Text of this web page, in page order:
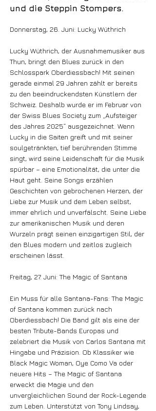
und die Steppin Stompers.
Donnerstag, 26. Juni: Lucky Wüthrich
Lucky Wüthrich, der Ausnahmemusiker aus
Thun, bringt den Blues zurück in den
Schlosspark Oberdiessbach! Mit seinen
gerade einmal 29 Jahren zählt er bereits
zu den beeindruckendsten Künstlern der
Schweiz. Deshalb wurde er im Februar von
der Swiss Blues Society zum „Aufsteiger
des Jahres 2025“ ausgezeichnet. Wenn
Lucky in die Saiten greift und mit seiner
soulgetränkten, tief berührenden Stimme
singt, wird seine Leidenschaft für die Musik
spürbar – eine Emotionalität, die unter die
Haut geht. Seine Songs erzählen
Geschichten von gebrochenen Herzen, der
Liebe zur Musik und dem Leben selbst,
immer ehrlich und unverfälscht. Seine Liebe
zur amerikanischen Musik und deren
Wurzeln prägt seinen einzigartigen Stil, der
den Blues modern und zeitlos zugleich
erscheinen lässt.
Freitag, 27. Juni: The Magic of Santana
Ein Muss für alle Santana-Fans: The Magic
of Santana kommen zurück nach
Oberdiessbach! Die Band gilt als eine der
besten Tribute-Bands Europas und
zelebriert die Musik von Carlos Santana mit
Hingabe und Präzision. Ob Klassiker wie
Black Magic Woman, Oye Como Va oder
neuere Hits – The Magic of Santana
erweckt die Magie und den
unvergleichlichen Sound der Rock-Legende
zum Leben. Unterstützt von Tony Lindsay,